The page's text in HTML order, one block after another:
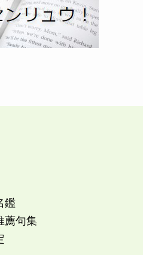
鑑
薦句集